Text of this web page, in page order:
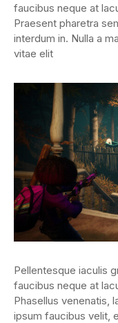
faucibus neque at
Praesent pharetra
interdum in. Nulla a
vitae elit
Pellentesque iaculis
faucibus neque at
Phasellus venenatis,
ipsum faucibus velit,